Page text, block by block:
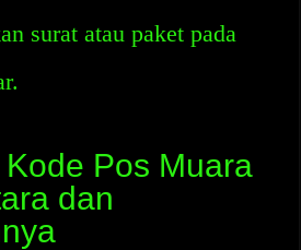
surat atau paket pada
Pos Muara
dan